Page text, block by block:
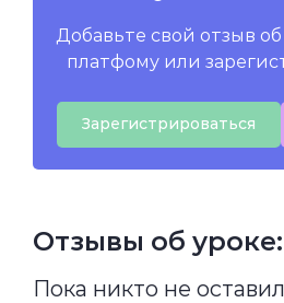
Добавьте свой отзыв
платфому или
Зарегистрироваться
Отзывы об уроке:
Пока никто не